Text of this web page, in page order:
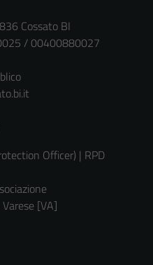
Cossato BI
/ 00400880027
Officer) | RPD
[VA]